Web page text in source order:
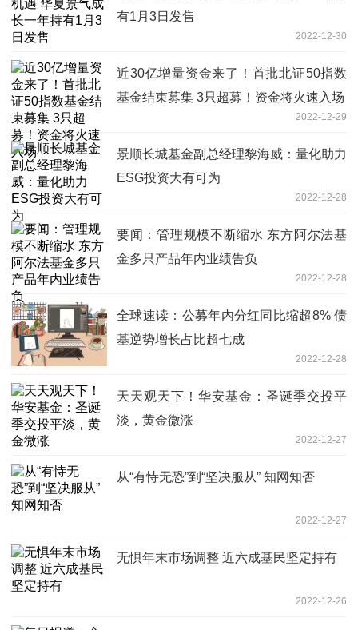
有1月3日发售
2022-12-30
近30亿增量资金来了！首批北证50指数
基金结束募集 3只超募！资金将火速入场
2022-12-29
景顺长城基金副总经理黎海威：量化助力
ESG投资大有可为
2022-12-28
要闻：管理规模不断缩水 东方阿尔法基
金多只产品年内业绩告负
2022-12-28
全球速读：公募年内分红同比缩超8% 债
基逆势增长占比超七成
2022-12-28
天天观天下！华安基金：圣诞季交投平
淡，黄金微涨
2022-12-27
从“有恃无恐”到“坚决服从” 知网知否
2022-12-27
无惧年末市场调整 近六成基民坚定持有
2022-12-26